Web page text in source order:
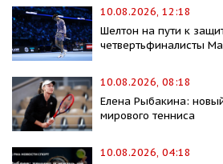
10.08.2026, 12:18
Шелтон на пути к
четвертьфиналисты
10.08.2026, 08:18
Елена Рыбакина:
мирового тенниса
10.08.2026, 04:18